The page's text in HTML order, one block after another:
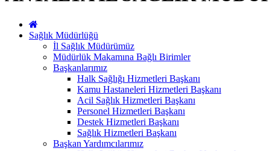
Sağlık Müdürlüğü
İl Sağlık Müdürümüz
Müdürlük Makamına Bağlı Birimler
Başkanlarımız
Halk Sağlığı Hizmetleri Başkanı
Kamu Hastaneleri Hizmetleri Başkanı
Acil Sağlık Hizmetleri Başkanı
Personel Hizmetleri Başkanı
Destek Hizmetleri Başkanı
Sağlık Hizmetleri Başkanı
Başkan Yardımcılarımız